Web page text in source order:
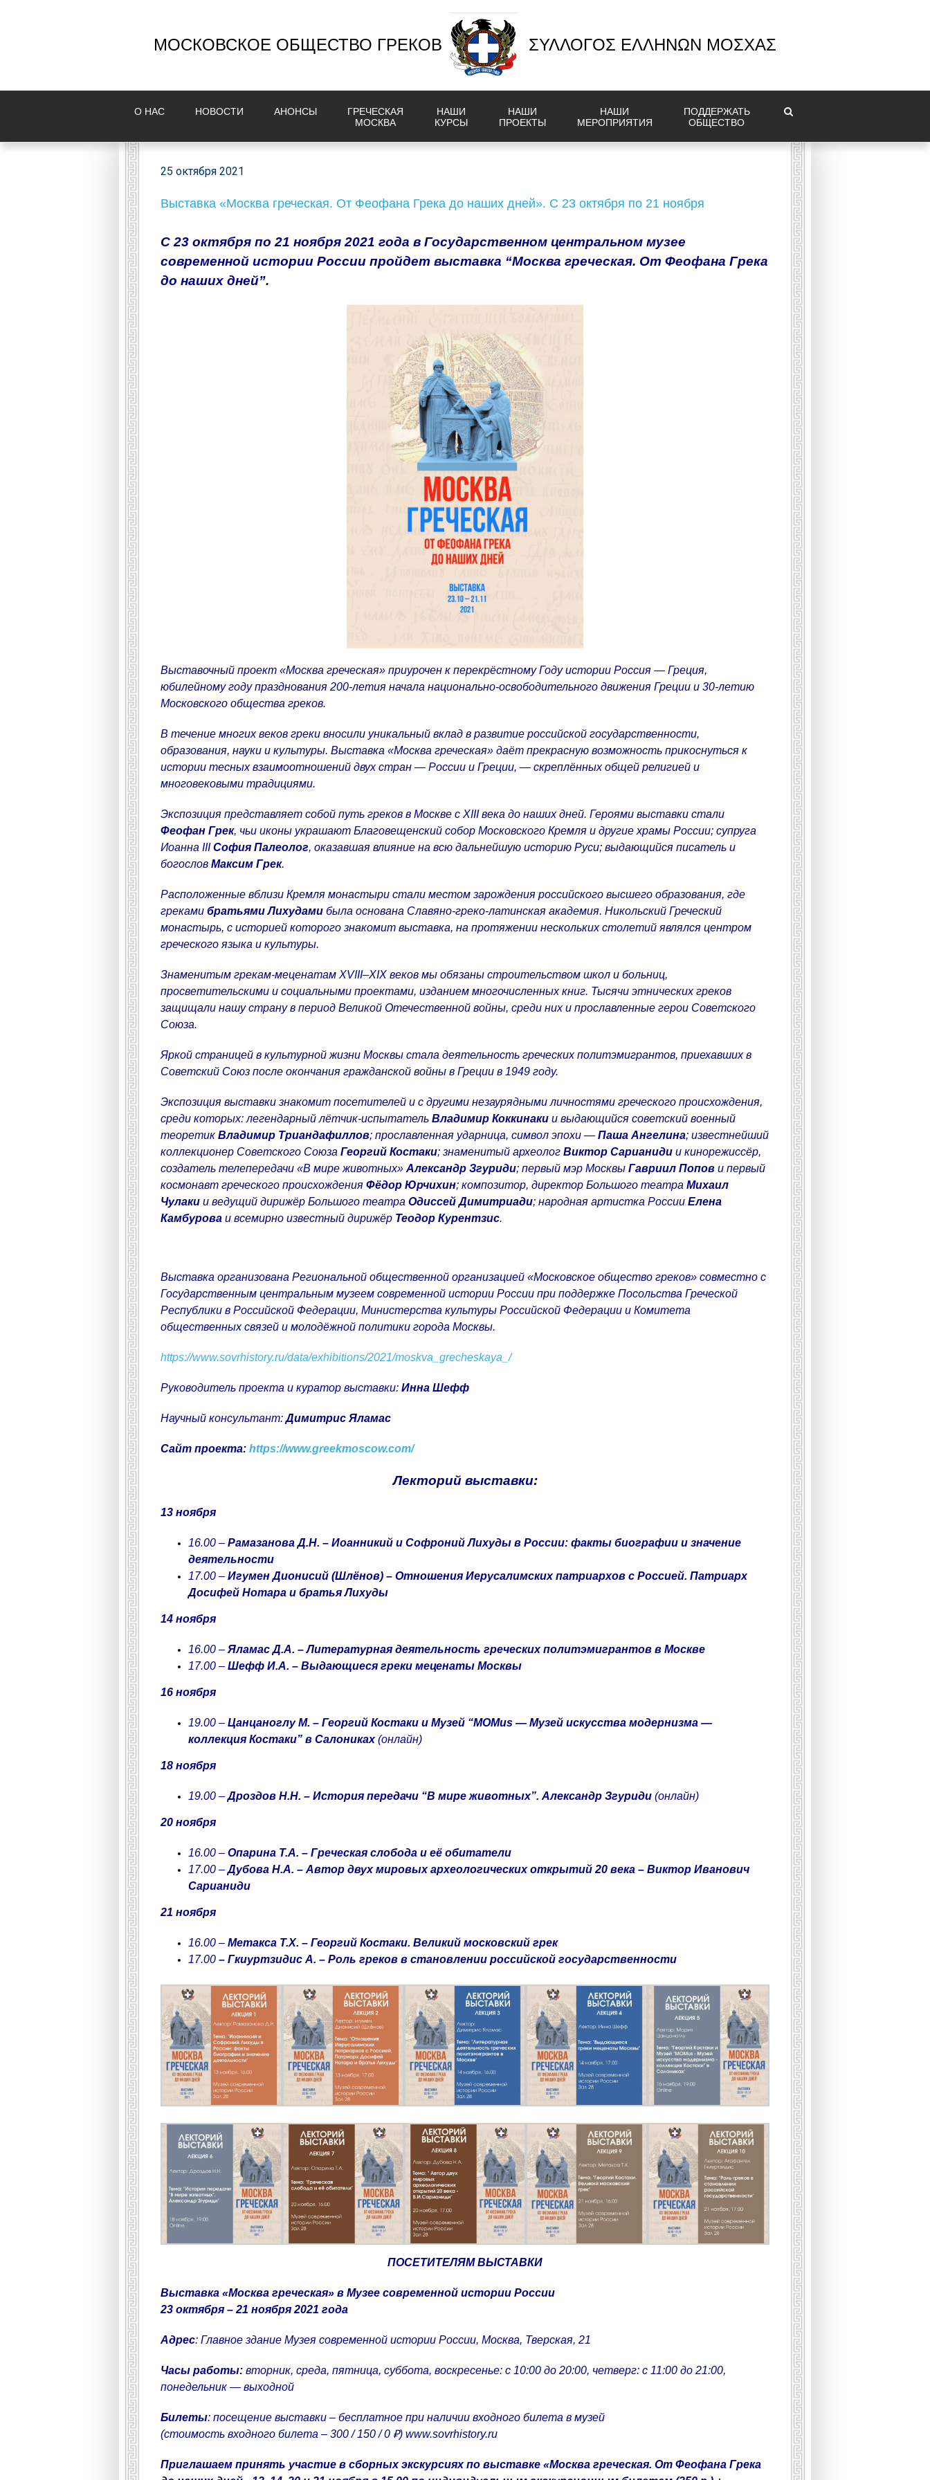
МОСКОВСКОЕ ОБЩЕСТВО ГРЕКОВ ΣΥΛΛΟΓΟΣ ΕΛΛΗΝΩΝ ΜΟΣΧΑΣ
О НAС НОВОСТИ AНОНСЫ
ГРЕЧЕСКАЯ
МОСКВА
НАШИ
КУРСЫ
НАШИ
ПРОЕКТЫ
НАШИ
МЕРОПРИЯТИЯ
ПОДДЕРЖАТЬ
ОБЩЕСТВО
25 октября 2021
Выставка «Москва греческая. От Феофана Грека до наших дней». С 23 октября по 21 ноября
С 23 октября по 21 ноября 2021 года в Государственном центральном музее
современной истории России пройдет выставка “Москва греческая. От Феофана Грека
до наших дней”.
Выставочный проект «Москва греческая» приурочен к перекрёстному Году истории Россия — Греция,
юбилейному году празднования 200-летия начала национально-освободительного движения Греции и 30-летию
Московского общества греков.
В течение многих веков греки вносили уникальный вклад в развитие российской государственности,
образования, науки и культуры. Выставка «Москва греческая» даёт прекрасную возможность прикоснуться к
истории тесных взаимоотношений двух стран — России и Греции, — скреплённых общей религией и
многовековыми традициями.
Экспозиция представляет собой путь греков в Москве с XIII века до наших дней. Героями выставки стали
Феофан Грек, чьи иконы украшают Благовещенский собор Московского Кремля и другие храмы России; супруга
Иоанна III София Палеолог, оказавшая влияние на всю дальнейшую историю Руси; выдающийся писатель и
богослов Максим Грек.
Расположенные вблизи Кремля монастыри стали местом зарождения российского высшего образования, где
греками братьями Лихудами была основана Славяно-греко-латинская академия. Никольский Греческий
монастырь, с историей которого знакомит выставка, на протяжении нескольких столетий являлся центром
греческого языка и культуры.
Знаменитым грекам-меценатам XVIII–XIX веков мы обязаны строительством школ и больниц,
просветительскими и социальными проектами, изданием многочисленных книг. Тысячи этнических греков
защищали нашу страну в период Великой Отечественной войны, среди них и прославленные герои Советского
Союза.
Яркой страницей в культурной жизни Москвы стала деятельность греческих политэмигрантов, приехавших в
Советский Союз после окончания гражданской войны в Греции в 1949 году.
Экспозиция выставки знакомит посетителей и с другими незаурядными личностями греческого происхождения,
среди которых: легендарный лётчик-испытатель Владимир Коккинаки и выдающийся советский военный
теоретик Владимир Триандафиллов; прославленная ударница, символ эпохи — Паша Ангелина; известнейший
коллекционер Советского Союза Георгий Костаки; знаменитый археолог Виктор Сарианиди и кинорежиссёр,
создатель телепередачи «В мире животных» Александр Згуриди; первый мэр Москвы Гавриил Попов и первый
космонавт греческого происхождения Фёдор Юрчихин; композитор, директор Большого театра Михаил
Чулаки и ведущий дирижёр Большого театра Одиссей Димитриади; народная артистка России Елена
Камбурова и всемирно известный дирижёр Теодор Курентзис.
Выставка организована Региональной общественной организацией «Московское общество греков» совместно с
Государственным центральным музеем современной истории России при поддержке Посольства Греческой
Республики в Российской Федерации, Министерства культуры Российской Федерации и Комитета
общественных связей и молодёжной политики города Москвы.
https://www.sovrhistory.ru/data/exhibitions/2021/moskva_grecheskaya_/
Руководитель проекта и куратор выставки: Инна Шефф
Научный консультант:Димитрис Яламас
Сайт проекта: https://www.greekmoscow.com/
Лекторий выставки:
13 ноября
16.00 – Рамазанова Д.Н. – Иоанникий и Софроний Лихуды в России: факты биографии и значение
деятельности
17.00 – Игумен Дионисий (Шлёнов) – Отношения Иерусалимских патриархов с Россией. Патриарх
Досифей Нотара и братья Лихуды
14 ноября
16.00 – Яламас Д.А. – Литературная деятельность греческих политэмигрантов в Москве
17.00 – Шефф И.А. – Выдающиеся греки меценаты Москвы
16 ноября
19.00 – Цанцаноглу М. – Георгий Костаки и Музей “MOMus — Музей искусства модернизма —
коллекция Костаки” в Салониках(онлайн)
18 ноября
19.00 –Дроздов Н.Н. – История передачи “В мире животных”. Александр Згуриди (онлайн)
20 ноября
16.00 – Опарина Т.А. – Греческая слобода и её обитатели
17.00 –Дубова Н.А. – Автор двух мировых археологических открытий 20 века – Виктор Иванович
Сарианиди
21 ноября
16.00 – Метакса Т.Х. – Георгий Костаки. Великий московский грек
17.00 – Гкиуртзидис А. – Роль греков в становлении российской государственности
ПОСЕТИТЕЛЯМ ВЫСТАВКИ
Выставка «Москва греческая» в Музее современной истории России
23 октября – 21 ноября 2021 года
Адрес: Главное здание Музея современной истории России, Москва, Тверская, 21
Часы работы: вторник, среда, пятница, суббота, воскресенье: с 10:00 до 20:00, четверг: с 11:00 до 21:00,
понедельник — выходной
Билеты: посещение выставки – бесплатное при наличии входного билета в музей
(стоимость входного билета – 300 / 150 / 0 ₽) www.sovrhistory.ru
Приглашаем принять участие в сборных экскурсиях по выставке «Москва греческая. От Феофана Грека